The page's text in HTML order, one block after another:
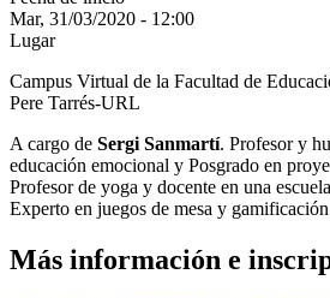
Mar, 31/03/2020 - 12:00
Lugar
Campus Virtual de la Facultad de
Pere Tarrés-URL
A cargo de Sergi Sanmartí. Profesor y
educación emocional y Posgrado en
Profesor de yoga y docente en una
Experto en juegos de mesa y
Más información e